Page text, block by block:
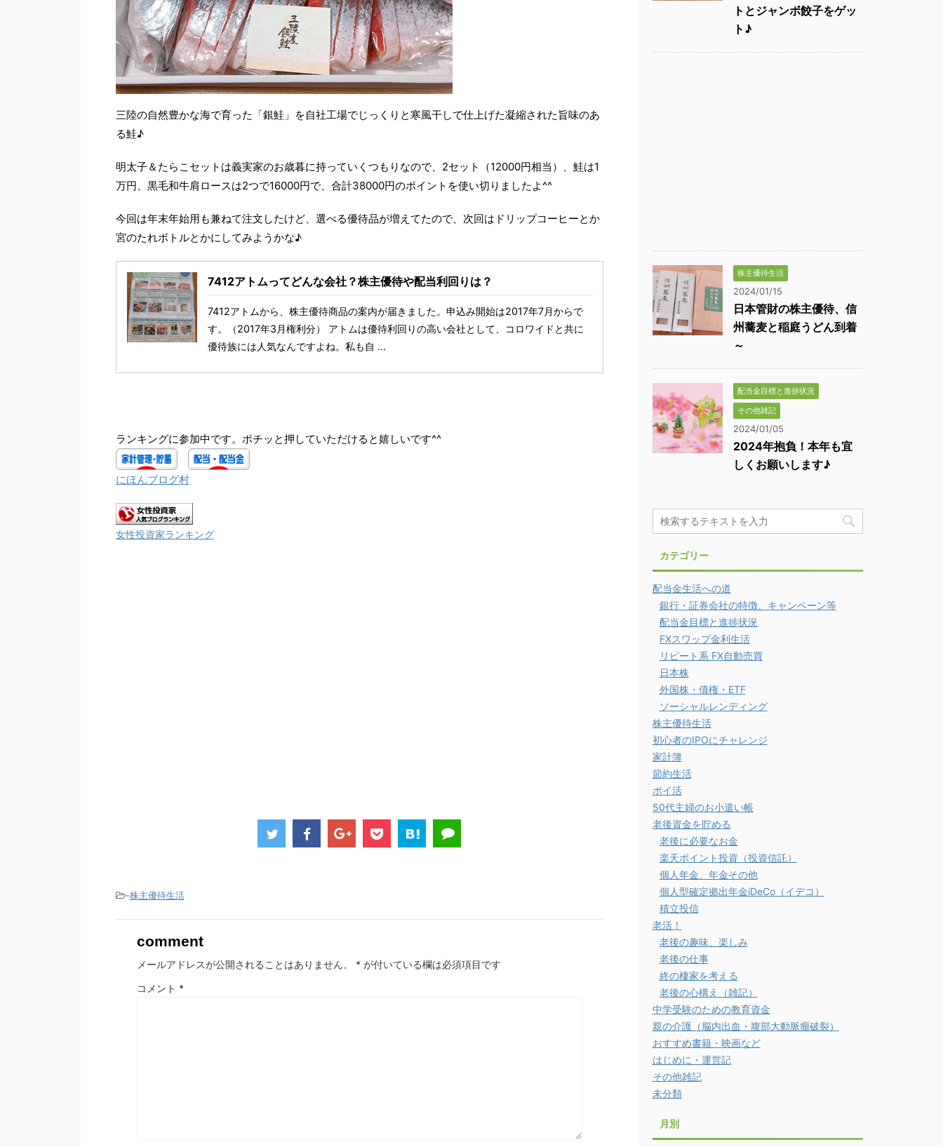
三陸の自然豊かな海で育った「銀鮭」を自社工場でじっくりと寒風干しで仕上げた凝縮された旨味のあ
る鮭♪
明太子＆たらこセットは義実家のお歳暮に持っていくつもりなので、2セット（12000円相当）、鮭は1
万円、黒毛和牛肩ロースは2つで16000円で、合計38000円のポイントを使い切りましたよ^^
今回は年末年始用も兼ねて注文したけど、選べる優待品が増えてたので、次回はドリップコーヒーとか
宮のたれボトルとかにしてみようかな♪
7412アトムってどんな会社？株主優待や配当利回りは？
7412アトムから、株主優待商品の案内が届きました。申込み開始は2017年7月からで
す。（2017年3月権利分） アトムは優待利回りの高い会社として、コロワイドと共に
優待族には人気なんですよね。私も自 ...
ランキングに参加中です。ポチッと押していただけると嬉しいです^^
にほんブログ村
女性投資家ランキング
-株主優待生活
comment
メールアドレスが公開されることはありません。 * が付いている欄は必須項目です
コメント *
トとジャンボ餃子をゲッ
ト♪
株主優待生活
2024/01/15
日本管財の株主優待、信
州蕎麦と稲庭うどん到着
～
配当金目標と進捗状況
その他雑記
2024/01/05
2024年抱負！本年も宜
しくお願いします♪
カテゴリー
配当金生活への道
銀行・証券会社の特徴、キャンペーン等
配当金目標と進捗状況
FXスワップ金利生活
リピート系 FX自動売買
日本株
外国株・債権・ETF
ソーシャルレンディング
株主優待生活
初心者のIPOにチャレンジ
家計簿
節約生活
ポイ活
50代主婦のお小遣い帳
老後資金を貯める
老後に必要なお金
楽天ポイント投資（投資信託）
個人年金、年金その他
個人型確定拠出年金iDeCo（イデコ）
積立投信
老活！
老後の趣味、楽しみ
老後の仕事
終の棲家を考える
老後の心構え（雑記）
中学受験のための教育資金
親の介護（脳内出血・腹部大動脈瘤破裂）
おすすめ書籍・映画など
はじめに・運営記
その他雑記
未分類
月別